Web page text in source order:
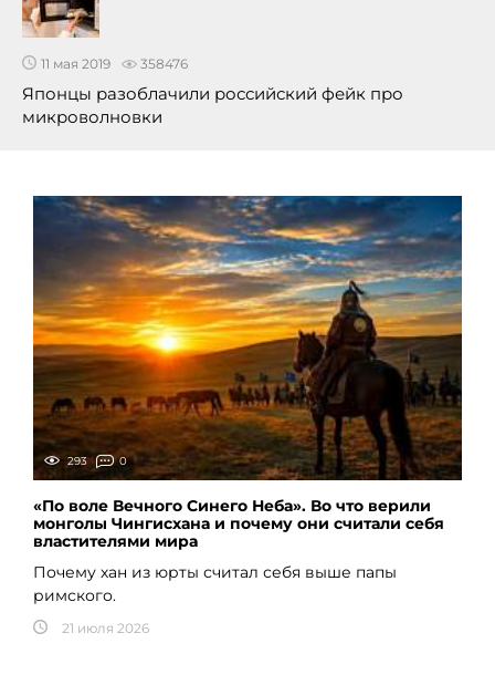
11 мая 2019 358476
Японцы разоблачили российский фейк про
микроволновки
293 0
«По воле Вечного Синего Неба». Во что верили
монголы Чингисхана и почему они считали себя
властителями мира
Почему хан из юрты считал себя выше папы
римского.
21 июля 2026